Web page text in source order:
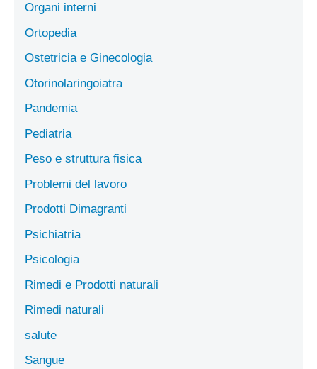
Organi interni
Ortopedia
Ostetricia e Ginecologia
Otorinolaringoiatra
Pandemia
Pediatria
Peso e struttura fisica
Problemi del lavoro
Prodotti Dimagranti
Psichiatria
Psicologia
Rimedi e Prodotti naturali
Rimedi naturali
salute
Sangue